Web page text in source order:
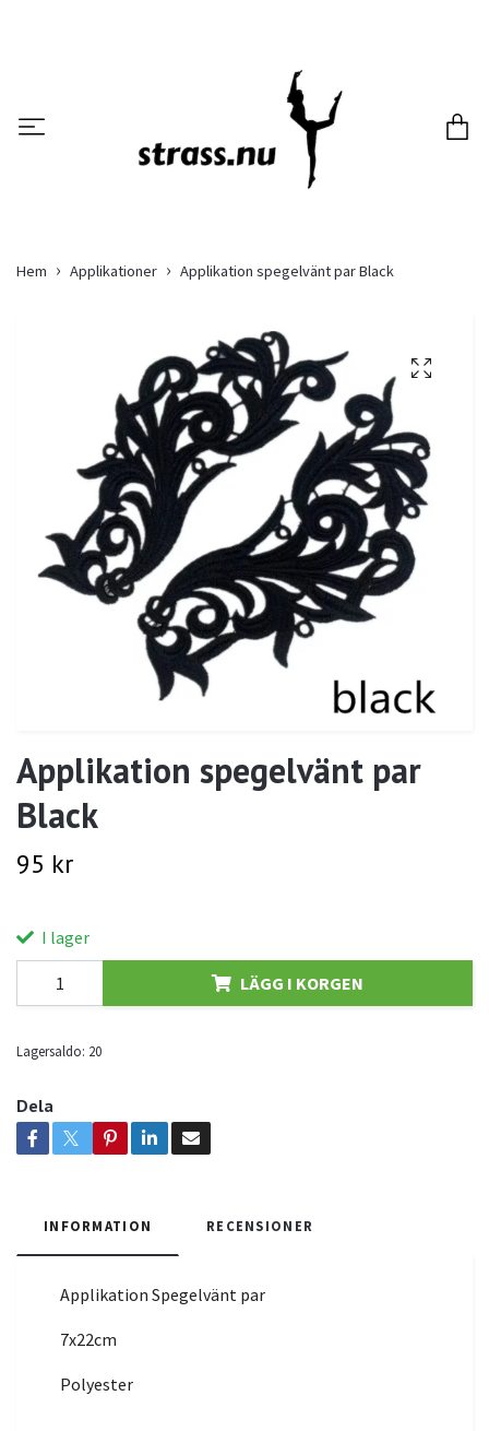
Hem Applikationer Applikation spegelvänt par Black
Applikation spegelvänt par
Black
95 kr
I lager
LÄGG I KORGEN
Lagersaldo: 20
Dela
INFORMATION RECENSIONER
Applikation Spegelvänt par
7x22cm
Polyester